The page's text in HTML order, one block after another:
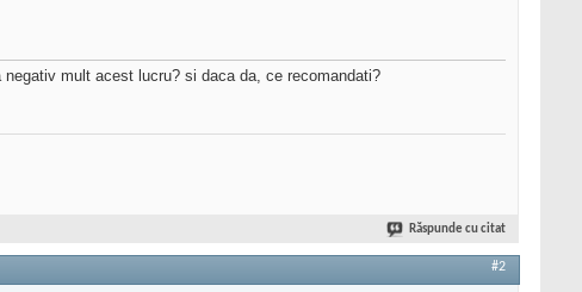
mult acest lucru? si daca da, ce recomandati?
Răspunde cu citat
#2